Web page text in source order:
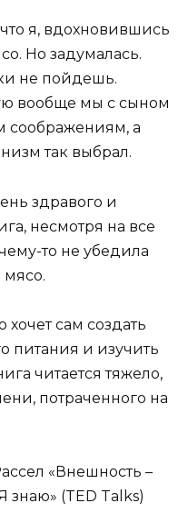
я, вдохновившись
Но задумалась.
не пойдешь.
вообще мы с сыном
соображениям, а
так выбрал.
здравого и
несмотря на все
то не убедила
мясо.
хочет сам создать
питания и изучить
читается тяжело,
потраченного на
«Внешность –
знаю» (TED Talks)